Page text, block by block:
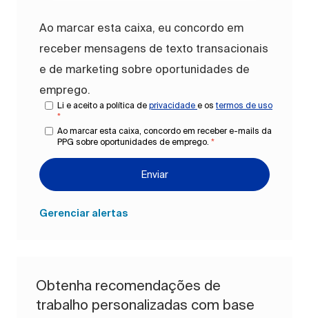
Ao marcar esta caixa, eu concordo em
receber mensagens de texto transacionais
e de marketing sobre oportunidades de
emprego.
Li e aceito a política de privacidade e ostermos de uso
*
Ao marcar esta caixa, concordo em receber e-mails da
PPG sobre oportunidades de emprego. *
Enviar
Gerenciar alertas
Obtenha recomendações de
trabalho personalizadas com base